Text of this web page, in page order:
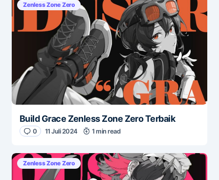
Zenless Zone Zero
Build Grace Zenless Zone Zero Terbaik
0 11 Juli 2024 1 min read
Zenless Zone Zero